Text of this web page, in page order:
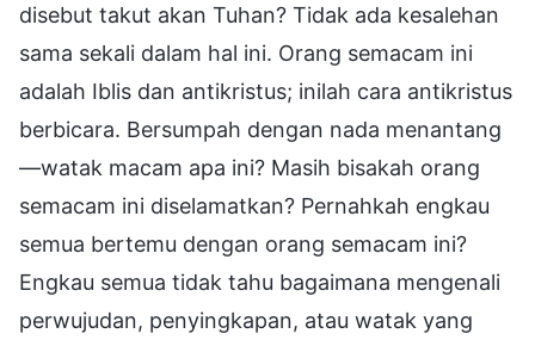
disebut takut akan Tuhan? Tidak ada kesalehan
sama sekali dalam hal ini. Orang semacam ini
adalah Iblis dan antikristus; inilah cara antikristus
berbicara. Bersumpah dengan nada menantang
—watak macam apa ini? Masih bisakah orang
semacam ini diselamatkan? Pernahkah engkau
semua bertemu dengan orang semacam ini?
Engkau semua tidak tahu bagaimana mengenali
perwujudan, penyingkapan, atau watak yang